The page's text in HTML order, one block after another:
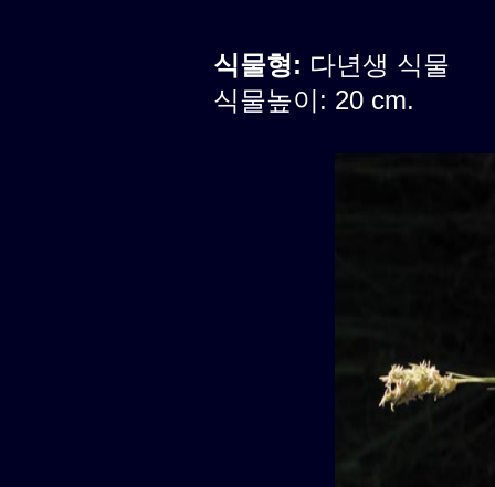
식물형: 다년생 식물
식물높이: 20 cm.